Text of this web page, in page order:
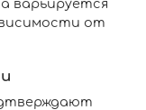
варьируется
от